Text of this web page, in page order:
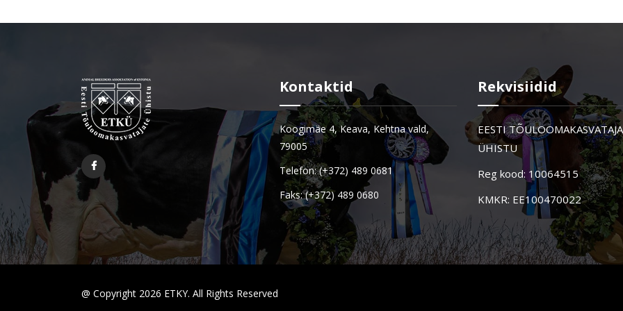
Kontaktid
Koogimäe 4, Keava, Kehtna vald,
79005
Telefon: (+372) 489 0681
Faks: (+372) 489 0680
Rekvisiidid
EESTI
ÜHISTU
Reg kood: 10064515
KMKR: EE100470022
@ Copyright 2026 ETKY. All Rights Reserved